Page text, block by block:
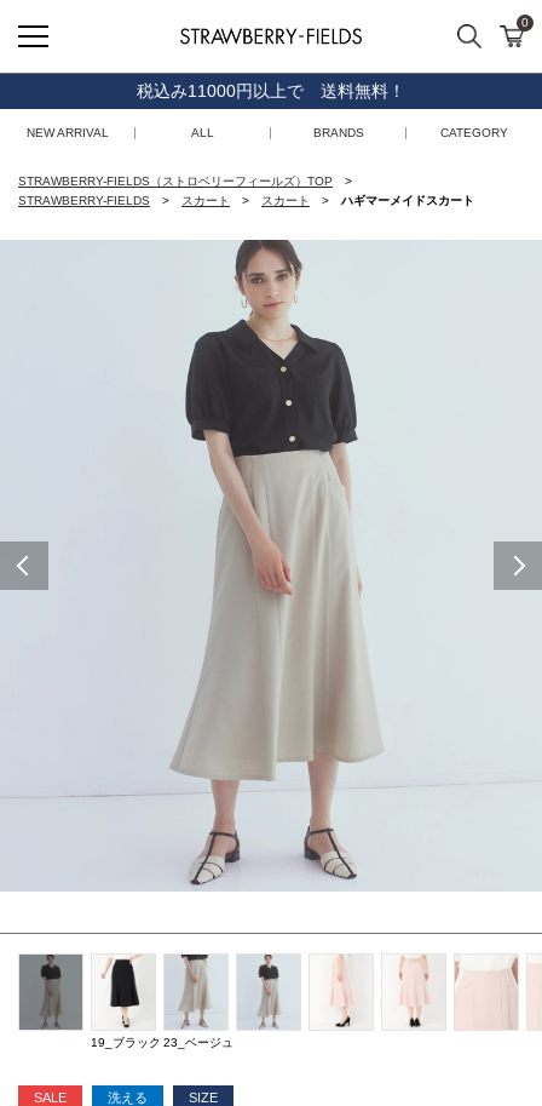
STRAWBERRY-FIELDS
検索 カ
0
税込み11000円以上で 送料無料！
NEW ARRIVAL ALL BRANDS CATEGORY
STRAWBERRY-FIELDS（ストロベリーフィールズ）TOP
STRAWBERRY-FIELDS
スカート スカート ハギマーメイドスカート
19_ブラック 23_ベージュ
SALE 洗える SIZE